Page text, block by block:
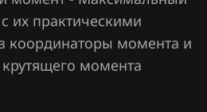
их практическими
координаторы момента и
момента